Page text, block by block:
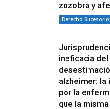
zozobra y
Derecho Sucesorio
ineficacia
alzheimer: la
por la
que la